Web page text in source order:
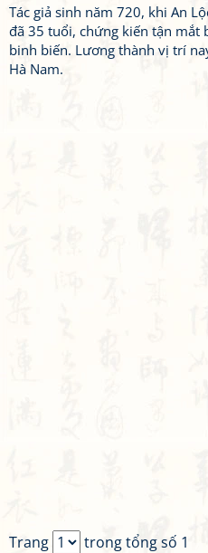
Tác giả sinh năm 720, khi An
đã 35 tuổi, chứng kiến tận mắt
binh biến. Lương thành vị trí
Hà Nam.
Trang
trong tổng số 1